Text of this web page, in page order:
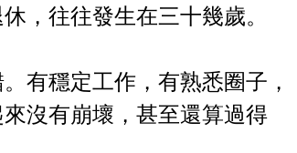
，往往發生在三十幾歲。
有穩定工作，有熟悉圈子，
沒有崩壞，甚至還算過得